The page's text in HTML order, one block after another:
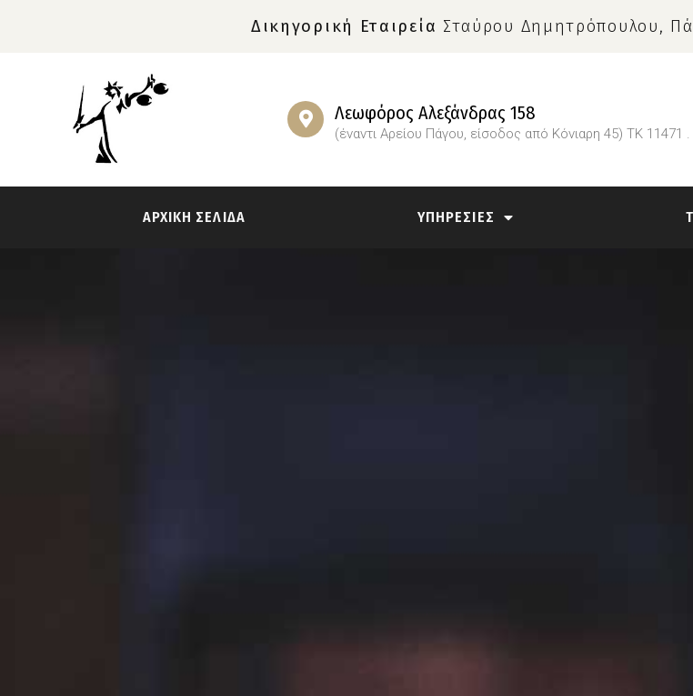
Δικηγορική Εταιρεία Σταύρου Δημητρόπουλου,
Λεωφόρος Αλεξάνδρας 158
(έναντι Αρείου Πάγου, είσοδος από Κόνιαρη 45) ΤΚ 11471 .
ΑΡΧΙΚΗ ΣΕΛΙΔΑ ΥΠΗΡΕΣΙΕΣ